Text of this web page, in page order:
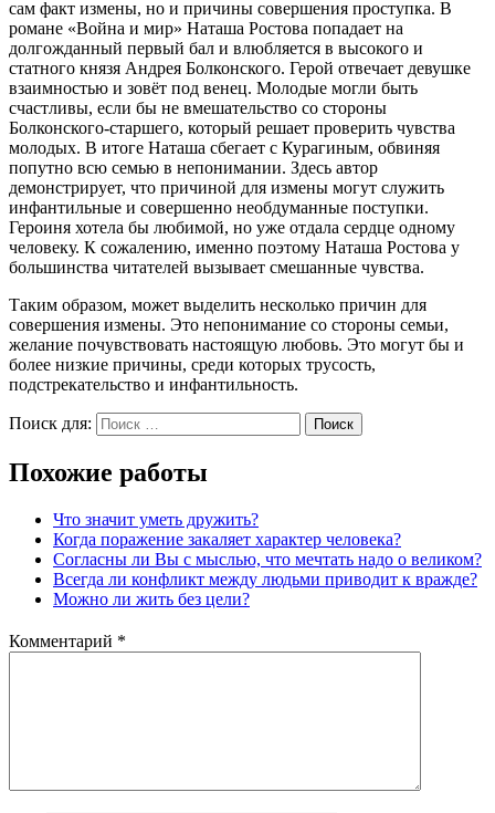
сам факт измены, но и причины совершения проступка. В
романе «Война и мир» Наташа Ростова попадает на
долгожданный первый бал и влюбляется в высокого и
статного князя Андрея Болконского. Герой отвечает девушке
взаимностью и зовёт под венец. Молодые могли быть
счастливы, если бы не вмешательство со стороны
Болконского-старшего, который решает проверить чувства
молодых. В итоге Наташа сбегает с Курагиным, обвиняя
попутно всю семью в непонимании. Здесь автор
демонстрирует, что причиной для измены могут служить
инфантильные и совершенно необдуманные поступки.
Героиня хотела бы любимой, но уже отдала сердце одному
человеку. К сожалению, именно поэтому Наташа Ростова у
большинства читателей вызывает смешанные чувства.
Таким образом, может выделить несколько причин для
совершения измены. Это непонимание со стороны семьи,
желание почувствовать настоящую любовь. Это могут бы и
более низкие причины, среди которых трусость,
подстрекательство и инфантильность.
Поиск для: Поиск
Похожие работы
Что значит уметь дружить?
Когда поражение закаляет характер человека?
Согласны ли Вы с мыслью, что мечтать надо о великом?
Всегда ли конфликт между людьми приводит к вражде?
Можно ли жить без цели?
Комментарий *